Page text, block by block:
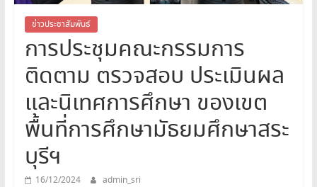
เขต
พื้นที่
การ
ศึกษา
มัธยมศึกษา
สระบุรี
ข่าวประชาสัมพันธ์
การประชุมคณะกรรมการ
ติดตาม ตรวจสอบ ประเมินผล
และนิเทศการศึกษา ของเขต
พื้นที่การศึกษามัธยมศึกษาสระ
บุรีฯ
16/12/2024 admin_sri